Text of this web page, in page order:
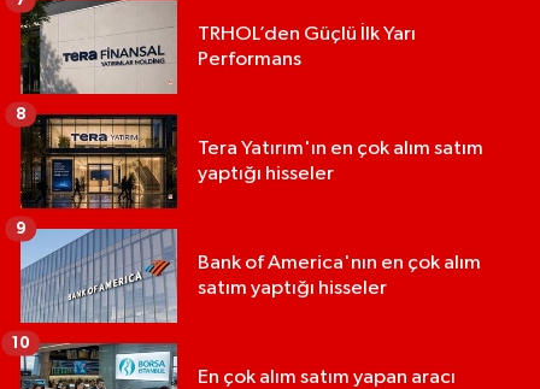
TRHOL’den Güçlü İlk Yarı
Performans
Tera Yatırım'ın en çok alım satım
yaptığı hisseler
8
Bank of America'nın en çok alım
satım yaptığı hisseler
9
En çok alım satım yapan aracı
10